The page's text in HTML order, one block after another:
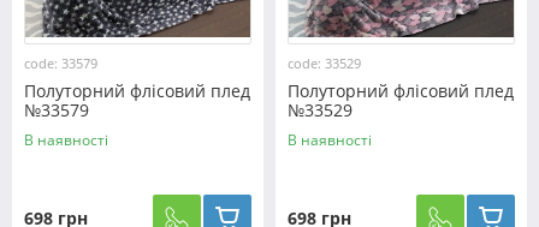
code: 33579
Полуторний флісовий плед
№33579
В наявності
698 грн
code: 33529
Полуторний флісовий плед
№33529
В наявності
698 грн